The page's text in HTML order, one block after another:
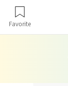
Favorite